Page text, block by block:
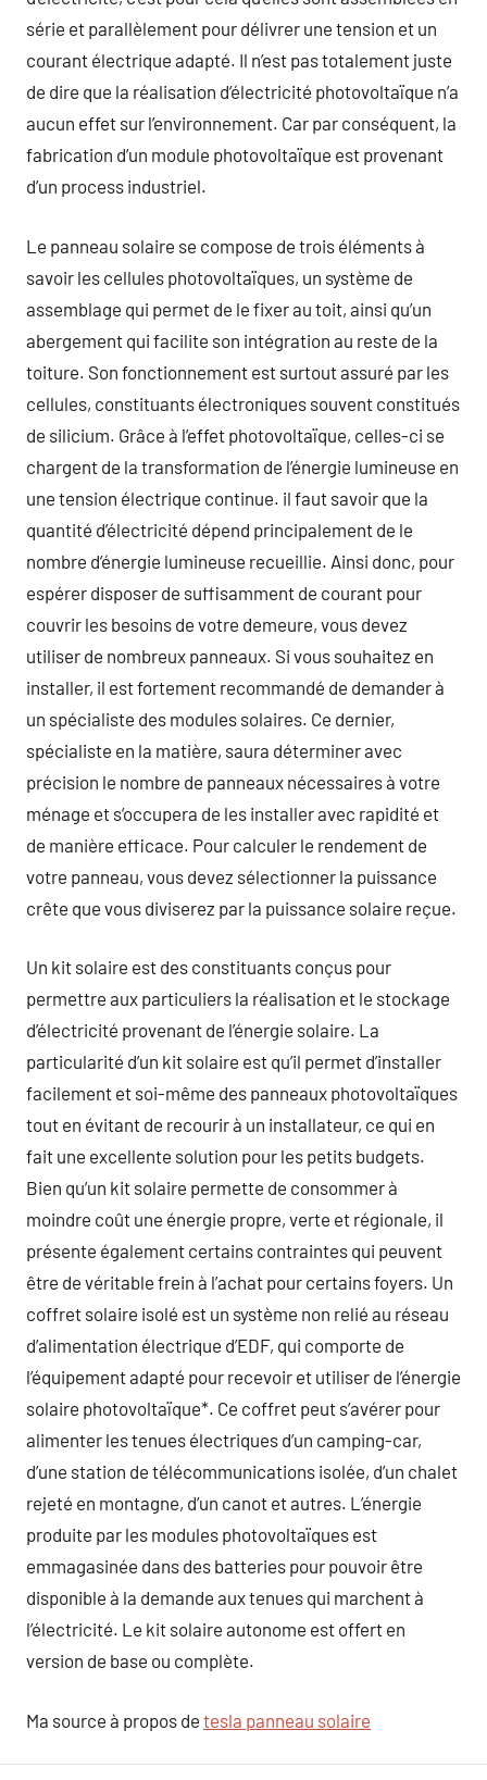
série et parallèlement pour délivrer une tension et un
courant électrique adapté. Il n’est pas totalement juste
de dire que la réalisation d’électricité photovoltaïque n’a
aucun effet sur l’environnement. Car par conséquent, la
fabrication d’un module photovoltaïque est provenant
d’un process industriel.
Le panneau solaire se compose de trois éléments à
savoir les cellules photovoltaïques, un système de
assemblage qui permet de le fixer au toit, ainsi qu’un
abergement qui facilite son intégration au reste de la
toiture. Son fonctionnement est surtout assuré par les
cellules, constituants électroniques souvent constitués
de silicium. Grâce à l’effet photovoltaïque, celles-ci se
chargent de la transformation de l’énergie lumineuse en
une tension électrique continue. il faut savoir que la
quantité d’électricité dépend principalement de le
nombre d’énergie lumineuse recueillie. Ainsi donc, pour
espérer disposer de suffisamment de courant pour
couvrir les besoins de votre demeure, vous devez
utiliser de nombreux panneaux. Si vous souhaitez en
installer, il est fortement recommandé de demander à
un spécialiste des modules solaires. Ce dernier,
spécialiste en la matière, saura déterminer avec
précision le nombre de panneaux nécessaires à votre
ménage et s’occupera de les installer avec rapidité et
de manière efficace. Pour calculer le rendement de
votre panneau, vous devez sélectionner la puissance
crête que vous diviserez par la puissance solaire reçue.
Un kit solaire est des constituants conçus pour
permettre aux particuliers la réalisation et le stockage
d’électricité provenant de l’énergie solaire. La
particularité d’un kit solaire est qu’il permet d’installer
facilement et soi-même des panneaux photovoltaïques
tout en évitant de recourir à un installateur, ce qui en
fait une excellente solution pour les petits budgets.
Bien qu’un kit solaire permette de consommer à
moindre coût une énergie propre, verte et régionale, il
présente également certains contraintes qui peuvent
être de véritable frein à l’achat pour certains foyers. Un
coffret solaire isolé est un système non relié au réseau
d’alimentation électrique d’EDF, qui comporte de
l’équipement adapté pour recevoir et utiliser de l’énergie
solaire photovoltaïque*. Ce coffret peut s’avérer pour
alimenter les tenues électriques d’un camping-car,
d’une station de télécommunications isolée, d’un chalet
rejeté en montagne, d’un canot et autres. L’énergie
produite par les modules photovoltaïques est
emmagasinée dans des batteries pour pouvoir être
disponible à la demande aux tenues qui marchent à
l’électricité. Le kit solaire autonome est offert en
version de base ou complète.
Ma source à propos de tesla panneau solaire